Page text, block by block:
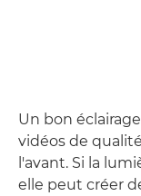
Un bon
vidéos de
l'avant. Si la
elle peut créer